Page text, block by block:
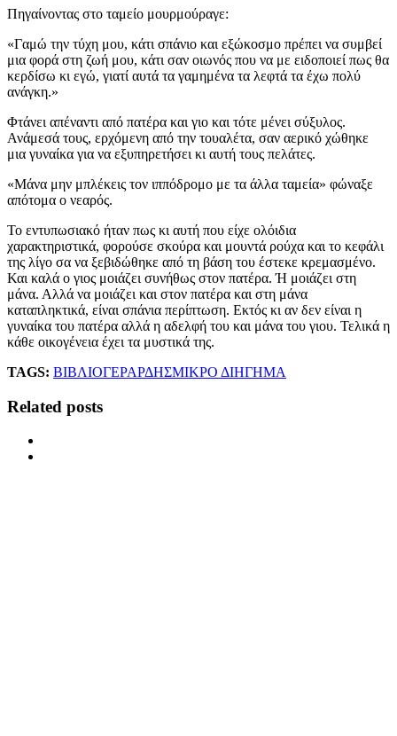
Πηγαίνοντας στο ταμείο μουρμούραγε:
«Γαμώ την τύχη μου, κάτι σπάνιο και εξώκοσμο πρέπει να συμβεί
μια φορά στη ζωή μου, κάτι σαν οιωνός που να με ειδοποιεί πως θα
κερδίσω κι εγώ, γιατί αυτά τα γαμημένα τα λεφτά τα έχω πολύ
ανάγκη.»
Φτάνει απέναντι από πατέρα και γιο και τότε μένει σύξυλος.
Ανάμεσά τους, ερχόμενη από την τουαλέτα, σαν αερικό χώθηκε
μια γυναίκα για να εξυπηρετήσει κι αυτή τους πελάτες.
«Μάνα μην μπλέκεις τον ιππόδρομο με τα άλλα ταμεία» φώναξε
απότομα ο νεαρός.
Το εντυπωσιακό ήταν πως κι αυτή που είχε ολόιδια
χαρακτηριστικά, φορούσε σκούρα και μουντά ρούχα και το κεφάλι
της λίγο σα να ξεβιδώθηκε από τη βάση του έστεκε κρεμασμένο.
Και καλά ο γιος μοιάζει συνήθως στον πατέρα. Ή μοιάζει στη
μάνα. Αλλά να μοιάζει και στον πατέρα και στη μάνα
καταπληκτικά, είναι σπάνια περίπτωση. Εκτός κι αν δεν είναι η
γυναίκα του πατέρα αλλά η αδελφή του και μάνα του γιου. Τελικά η
κάθε οικογένεια έχει τα μυστικά της.
TAGS: ΒΙΒΛΙΟΓΕΡΑΡΔΗΣΜΙΚΡΟ ΔΙΗΓΗΜΑ
Related posts